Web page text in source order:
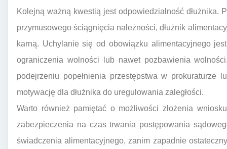
Kolejną ważną kwestią jest odpowiedzialność dłużnika.
przymusowego ściągnięcia należności, dłużnik
karną. Uchylanie się od obowiązku alimentacyjnego
ograniczenia wolności lub nawet pozbawienia
podejrzeniu popełnienia przestępstwa w
motywację dla dłużnika do uregulowania zaległości.
Warto również pamiętać o możliwości złożenia
zabezpieczenia na czas trwania postępowania
świadczenia alimentacyjnego, zanim zapadnie